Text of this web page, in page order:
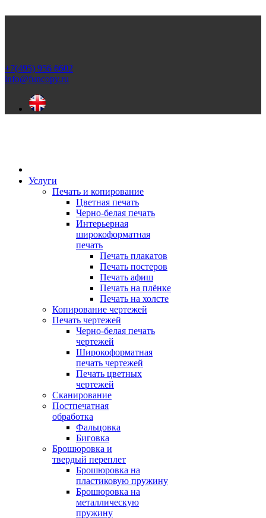
+7(495) 956 6602
info@funcopy.ru
Услуги
Печать и копирование
Цветная печать
Черно-белая печать
Интерьерная
широкоформатная
печать
Печать плакатов
Печать постеров
Печать афиш
Печать на плёнке
Печать на холсте
Копирование чертежей
Печать чертежей
Черно-белая печать
чертежей
Широкоформатная
печать чертежей
Печать цветных
чертежей
Сканирование
Постпечатная
обработка
Фальцовка
Биговка
Брошюровка и
твердый переплет
Брошюровка на
пластиковую пружину
Брошюровка на
металлическую
пружину